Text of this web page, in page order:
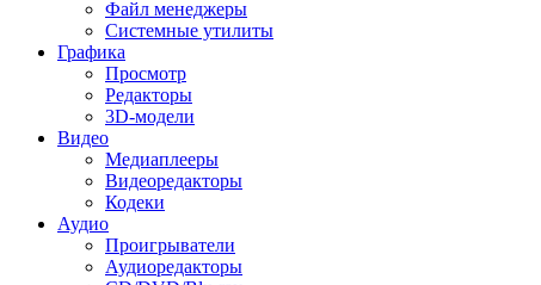
Файл менеджеры
Системные утилиты
Графика
Просмотр
Редакторы
3D-модели
Видео
Медиаплееры
Видеоредакторы
Кодеки
Аудио
Проигрыватели
Аудиоредакторы